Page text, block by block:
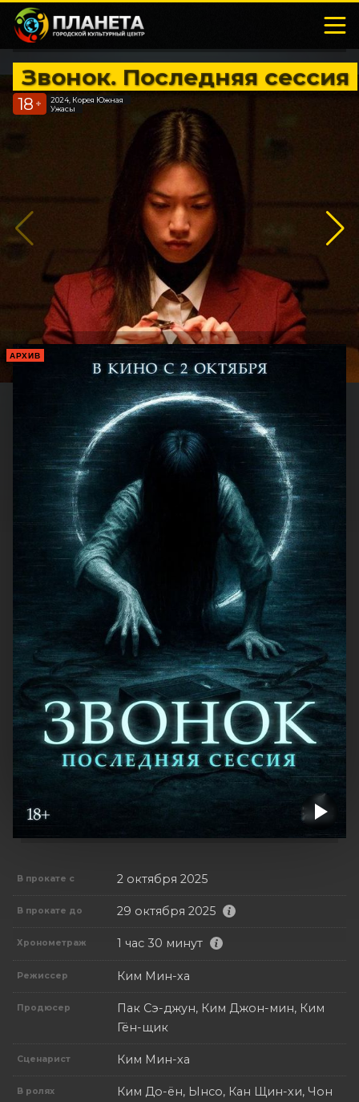
Звонок. Последняя сессия
18 +
2024, Корея Южная
Ужасы
АРХИВ
В прокате с 2 октября 2025
В прокате до 29 октября 2025
Хронометраж 1 час 30 минут
Режиссер Ким Мин-ха
Продюсер
Пак Сэ-джун, Ким Джон-мин, Ким
Гён-щик
Сценарист Ким Мин-ха
В ролях
Ким До-ён, Ынсо, Кан Щин-хи, Чон